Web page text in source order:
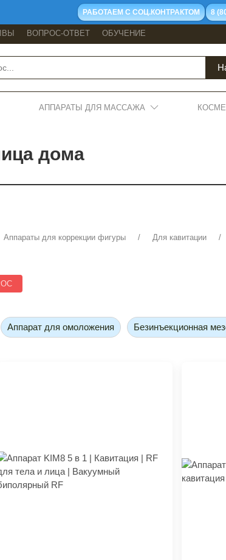
РАБОТАЕМ С СОЦ.КОНТРАКТОМ 8
ВОПРОС-ОТВЕТ ОБУЧЕНИЕ
АППАРАТЫ ДЛЯ МАССАЖА
дома
Аппараты для коррекции фигуры Для кавитации
Аппарат для омоложения Безинъекционная